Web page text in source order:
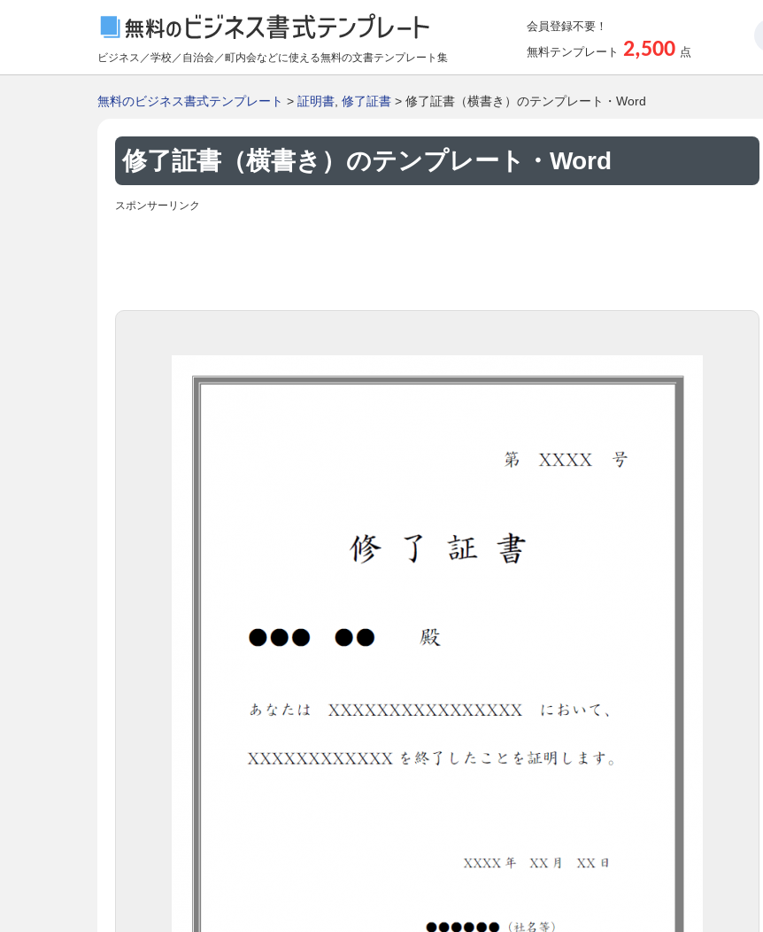
ビジネス／学校／自治会／町内会などに使える無料の文書テンプレート集
会員登録不要！
無料テンプレート 2,500 点
無料のビジネス書式テンプレート > 証明書 修了証書 > 修了証書（横書き）のテンプレート・Word
修了証書（横書き）のテンプレート・Word
スポンサーリンク